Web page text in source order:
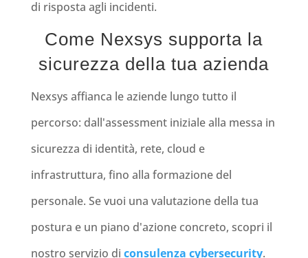
di risposta agli incidenti.
Come Nexsys supporta la
sicurezza della tua azienda
Nexsys affianca le aziende lungo tutto il
percorso: dall'assessment iniziale alla messa in
sicurezza di identità, rete, cloud e
infrastruttura, fino alla formazione del
personale. Se vuoi una valutazione della tua
postura e un piano d'azione concreto, scopri il
nostro servizio di consulenza cybersecurity.